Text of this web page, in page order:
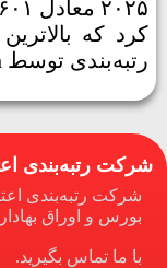
کرد که
رتبه‌بندی توسط Fitch است.
شرکت رتبه‌بندی
شرکت رتبه‌بندی
بورس و اوراق
با ما تماس بگیرید.